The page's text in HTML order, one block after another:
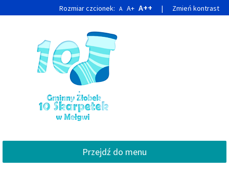
do
do
Rozmiar czcionek: A A+ A++ | Zmień kontrast
Przejdź do menu